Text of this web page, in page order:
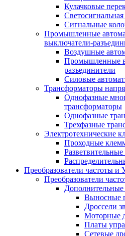
Кулачковые
Сигнальные
Промышленные
выключатели-
Воздушные
Промышленные
разъединители
Силовые
Трансформаторы
Однофазные
трансформаторы
Однофазные
Трехфазные
Электротехнические
Проходные
Преобразователи частоты
Преобразователи
Выносные
Дроссели
Моторные
Платы
Сетевые